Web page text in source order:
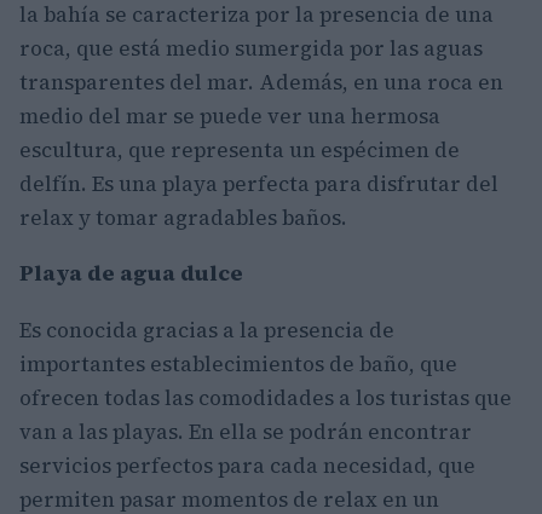
la bahía se caracteriza por la presencia de una
roca, que está medio sumergida por las aguas
transparentes del mar. Además, en una roca en
medio del mar se puede ver una hermosa
escultura, que representa un espécimen de
delfín. Es una playa perfecta para disfrutar del
relax y tomar agradables baños.
Playa de agua dulce
Es conocida gracias a la presencia de
importantes establecimientos de baño, que
ofrecen todas las comodidades a los turistas que
van a las playas. En ella se podrán encontrar
servicios perfectos para cada necesidad, que
permiten pasar momentos de relax en un